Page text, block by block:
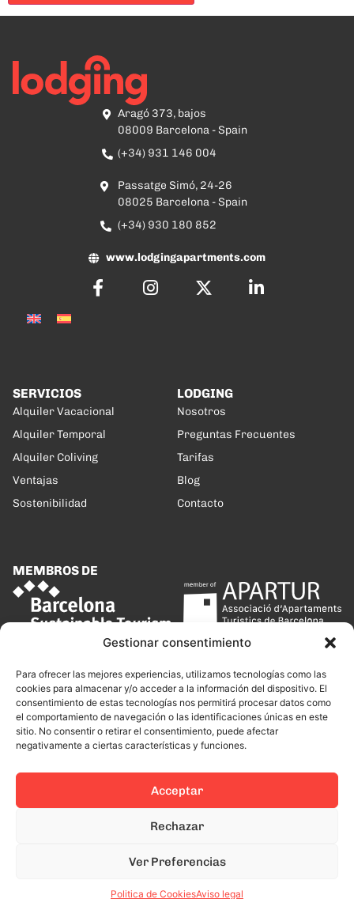
Gestionar consentimiento
Para ofrecer las mejores experiencias, utilizamos tecnologías como las
cookies para almacenar y/o acceder a la información del dispositivo. El
consentimiento de estas tecnologías nos permitirá procesar datos como
el comportamiento de navegación o las identificaciones únicas en este
sitio. No consentir o retirar el consentimiento, puede afectar
negativamente a ciertas características y funciones.
Acceptar
Rechazar
Ver Preferencias
Politica de CookiesAviso legal
Aragó 373, bajos
08009 Barcelona - Spain
(+34) 931 146 004
Passatge Simó, 24-26
08025 Barcelona - Spain
(+34) 930 180 852
www.lodgingapartments.com
SERVICIOS
Alquiler Vacacional
Alquiler Temporal
Alquiler Coliving
Ventajas
Sostenibilidad
LODGING
Nosotros
Preguntas Frecuentes
Tarifas
Blog
Contacto
MEMBROS DE